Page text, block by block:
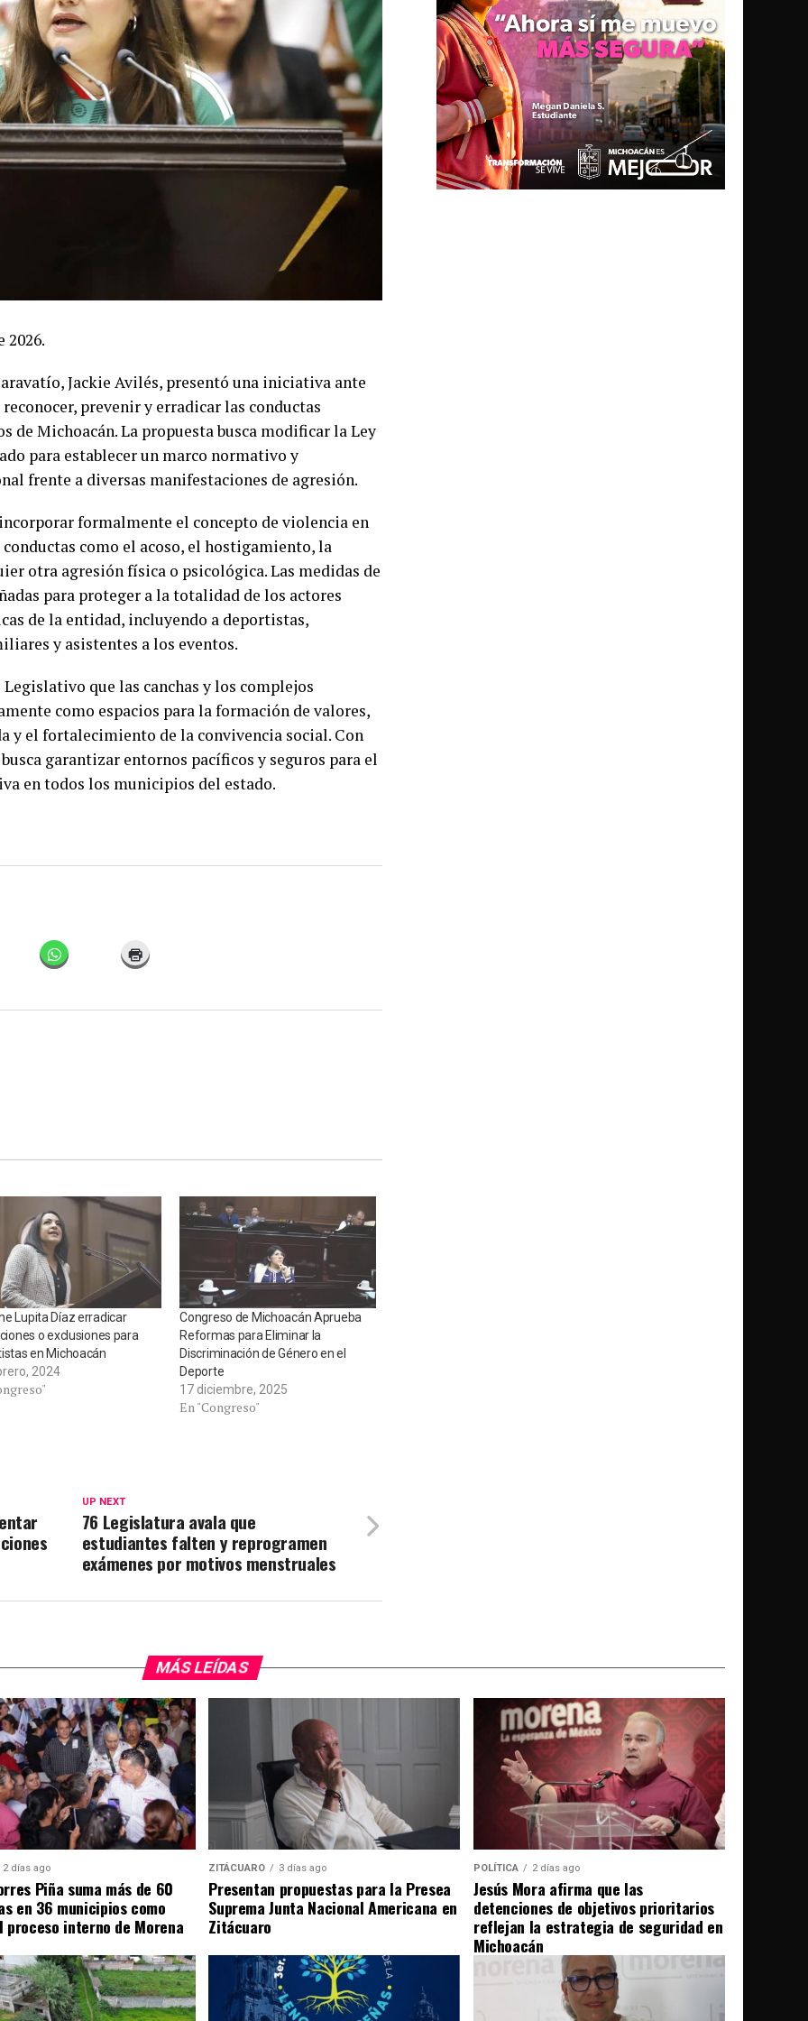
2026.
Jackie Avilés, presentó una iniciativa ante
prevenir y erradicar las conductas
de Michoacán. La propuesta busca modificar la Ley
para establecer un marco normativo y
frente a diversas manifestaciones de agresión.
formalmente el concepto de violencia en
como el acoso, el hostigamiento, la
otra agresión física o psicológica. Las medidas de
para proteger a la totalidad de los actores
de la entidad, incluyendo a deportistas,
y asistentes a los eventos.
que las canchas y los complejos
como espacios para la formación de valores,
y el fortalecimiento de la convivencia social. Con
garantizar entornos pacíficos y seguros para el
en todos los municipios del estado.
Lupita Díaz erradicar
o exclusiones para
en Michoacán
2024
Congreso de Michoacán Aprueba
Reformas para Eliminar la
Discriminación de Género en el
Deporte
17 diciembre, 2025
En "Congreso"
UP NEXT
76 Legislatura avala que
estudiantes falten y reprogramen
exámenes por motivos menstruales
MÁS LEÍDAS
2 días ago
Piña suma más de 60
en 36 municipios como
proceso interno de Morena
ZITÁCUARO 3 días ago
Presentan propuestas para la Presea
Suprema Junta Nacional Americana en
Zitácuaro
POLÍTICA 2 días ago
Jesús Mora afirma que las
detenciones de objetivos prioritarios
reflejan la estrategia de seguridad en
Michoacán